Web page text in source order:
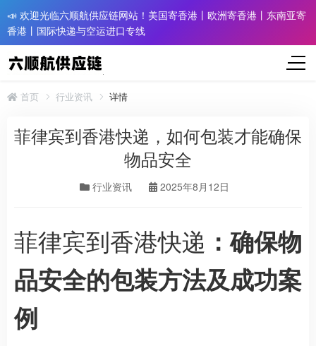
📣 欢迎光临六顺航供应链网站！美国寄香港丨欧洲寄香港丨东南亚寄
香港丨国际快递与空运进口专线
首页 行业资讯 详情
菲律宾到香港快递，如何包装才能确保
物品安全
行业资讯 2025年8月12日
菲律宾到香港快递 ：确保物
品安全的包装方法及成功案
例